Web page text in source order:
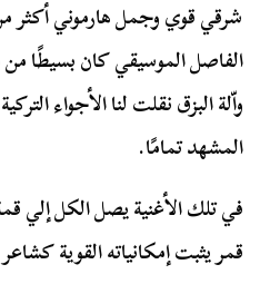
شرقي قوي وجمل هارموني أكثر
الفاصل الموسيقي كان بسيطًا من
واّلة البزق نقلت لنا الأجواء
المشهد تمامًا.
في تلك الأغنية يصل الكل إلي
قمر يثبت إمكانياته القوية